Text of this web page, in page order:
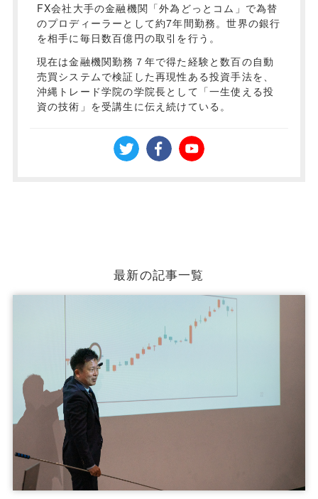
FX会社大手の金融機関「外為どっとコム」で為替
のプロディーラーとして約7年間勤務。世界の銀行
を相手に毎日数百億円の取引を行う。
現在は金融機関勤務７年で得た経験と数百の自動
売買システムで検証した再現性ある投資手法を、
沖縄トレード学院の学院長として「一生使える投
資の技術」を受講生に伝え続けている。
最新の記事一覧